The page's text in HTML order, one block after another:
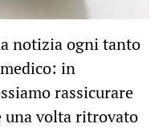
notizia ogni tanto
in
rassicurare
una volta ritrovato